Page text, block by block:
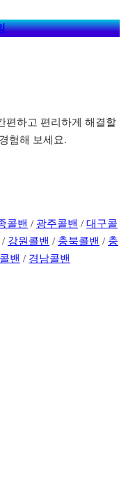
편하고 편리하게 해결할
험해 보세요.
콜밴 / 광주콜밴 /대구콜
/ 강원콜밴 / 충북콜밴 / 충
밴 / 경남콜밴